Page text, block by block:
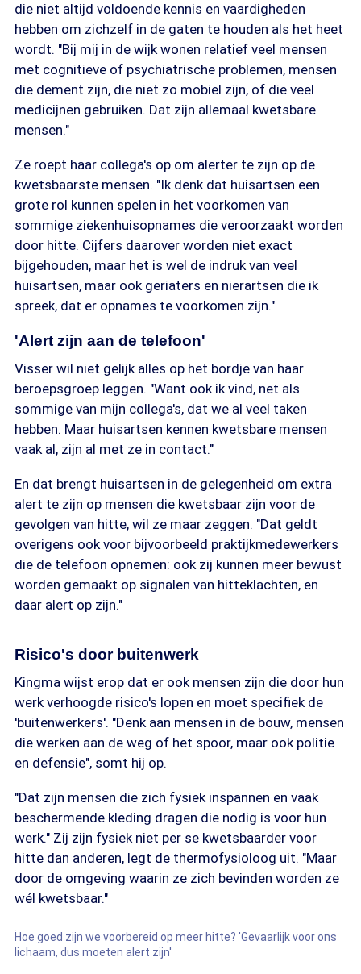
die niet altijd voldoende kennis en vaardigheden
hebben om zichzelf in de gaten te houden als het heet
wordt. "Bij mij in de wijk wonen relatief veel mensen
met cognitieve of psychiatrische problemen, mensen
die dement zijn, die niet zo mobiel zijn, of die veel
medicijnen gebruiken. Dat zijn allemaal kwetsbare
mensen."
Ze roept haar collega's op om alerter te zijn op de
kwetsbaarste mensen. "Ik denk dat huisartsen een
grote rol kunnen spelen in het voorkomen van
sommige ziekenhuisopnames die veroorzaakt worden
door hitte. Cijfers daarover worden niet exact
bijgehouden, maar het is wel de indruk van veel
huisartsen, maar ook geriaters en nierartsen die ik
spreek, dat er opnames te voorkomen zijn."
'Alert zijn aan de telefoon'
Visser wil niet gelijk alles op het bordje van haar
beroepsgroep leggen. "Want ook ik vind, net als
sommige van mijn collega's, dat we al veel taken
hebben. Maar huisartsen kennen kwetsbare mensen
vaak al, zijn al met ze in contact."
En dat brengt huisartsen in de gelegenheid om extra
alert te zijn op mensen die kwetsbaar zijn voor de
gevolgen van hitte, wil ze maar zeggen. "Dat geldt
overigens ook voor bijvoorbeeld praktijkmedewerkers
die de telefoon opnemen: ook zij kunnen meer bewust
worden gemaakt op signalen van hitteklachten, en
daar alert op zijn."
Risico's door buitenwerk
Kingma wijst erop dat er ook mensen zijn die door hun
werk verhoogde risico's lopen en moet specifiek de
'buitenwerkers'. "Denk aan mensen in de bouw, mensen
die werken aan de weg of het spoor, maar ook politie
en defensie", somt hij op.
"Dat zijn mensen die zich fysiek inspannen en vaak
beschermende kleding dragen die nodig is voor hun
werk." Zij zijn fysiek niet per se kwetsbaarder voor
hitte dan anderen, legt de thermofysioloog uit. "Maar
door de omgeving waarin ze zich bevinden worden ze
wél kwetsbaar."
Hoe goed zijn we voorbereid op meer hitte? 'Gevaarlijk voor ons
lichaam, dus moeten alert zijn'